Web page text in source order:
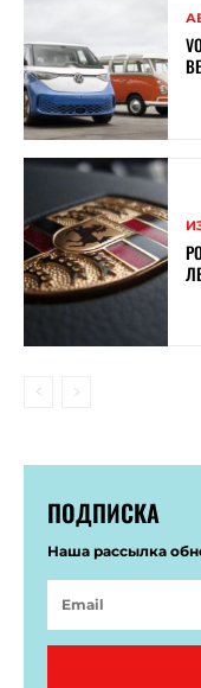
ПОДПИСКА
Наша рассылка